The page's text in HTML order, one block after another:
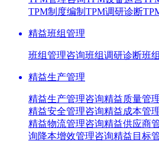
TPM制度编制 TPM调研诊断
精益班组管理
班组管理咨询班组调研诊断班
精益生产管理
精益生产管理咨询精益质量管
精益安全管理咨询精益成本管
精益物流管理咨询精益供应商
询降本增效管理咨询精益目标